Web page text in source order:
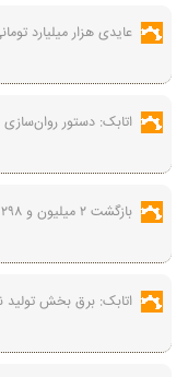
عایدی هزار میلیارد
اتابک: دستور
بازگشت ۲ میلیون و ۲۹۸ هزار زائر به کشور
اتابک: برق بخش تولید